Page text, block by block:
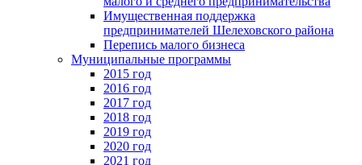
Имущественная поддержка
предпринимателей Шелеховского района
Перепись малого бизнеса
Муниципальные программы
2015 год
2016 год
2017 год
2018 год
2019 год
2020 год
2021 год